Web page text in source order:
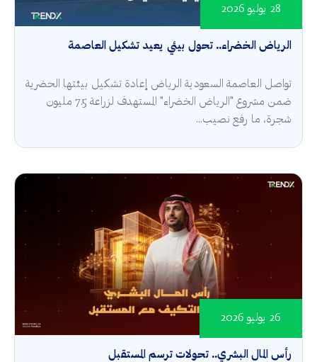
الرياض الخضراء.. تحول بيئي يعيد تشكيل العاصمة
28 يوليو 2026
تواصل العاصمة السعودية الرياض إعادة تشكيل بيئتها الحضرية
ضمن مشروع "الرياض الخضراء" المستهدف لزراعة 7.5 مليون
شجرة، ما رفع نصيب...
رأس المال البشري.. تحولات ترسم المستقبل
26 يوليو 2026